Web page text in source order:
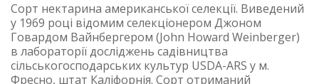
Сорт нектарина американської селекції. Виведений
у 1969 році відомим селекціонером Джоном
Говардом Вайнбергером (John Howard Weinberger)
в лабораторії досліджень садівництва
сільськогосподарських культур USDA-ARS у м.
Фресно, штат Каліфорнія. Сорт отриманий